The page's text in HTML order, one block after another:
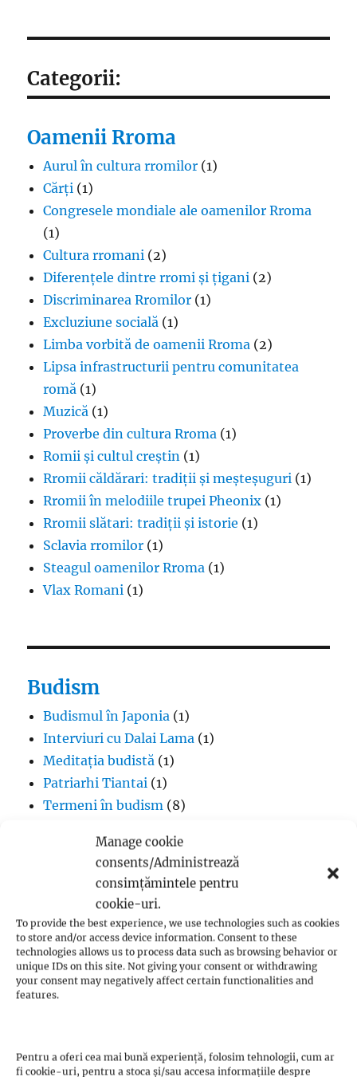
Manage cookie
consents/Administrează
consimțămintele pentru
cookie-uri.
To provide the best experience, we use technologies such as cookies
to store and/or access device information. Consent to these
technologies allows us to process data such as browsing behavior or
unique IDs on this site. Not giving your consent or withdrawing
your consent may negatively affect certain functionalities and
features.
Pentru a oferi cea mai bună experiență, folosim tehnologii, cum ar
fi cookie-uri, pentru a stoca și/sau accesa informațiile despre
Categorii:
Oamenii Rroma
Aurul în cultura rromilor (1)
Cărți (1)
Congresele mondiale ale oamenilor Rroma
(1)
Cultura rromani (2)
Diferențele dintre rromi și țigani (2)
Discriminarea Rromilor (1)
Excluziune socială (1)
Limba vorbită de oamenii Rroma (2)
Lipsa infrastructurii pentru comunitatea
romă (1)
Muzică (1)
Proverbe din cultura Rroma (1)
Romii și cultul creștin (1)
Rromii căldărari: tradiții și meșteșuguri (1)
Rromii în melodiile trupei Pheonix (1)
Rromii slătari: tradiții și istorie (1)
Sclavia rromilor (1)
Steagul oamenilor Rroma (1)
Vlax Romani (1)
Budism
Budismul în Japonia (1)
Interviuri cu Dalai Lama (1)
Meditația budistă (1)
Patriarhi Tiantai (1)
Termeni în budism (8)
Creștinism
Adventism(18)
Anabaptism(28)
Andreas Karlstadt(1)
Biblia în format audio
Biserica Ortodoxă(6)